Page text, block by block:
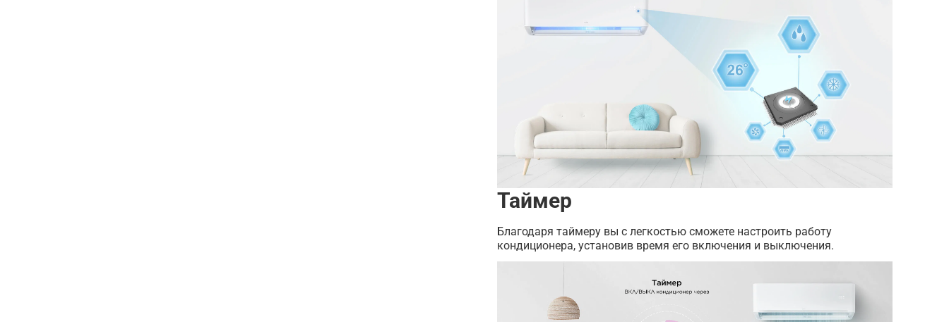
Таймер
Благодаря таймеру вы с легкостью сможете настроить работу
кондиционера, установив время его включения и выключения.